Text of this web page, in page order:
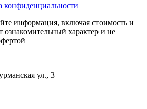
конфиденциальности
информация, включая стоимость и
ознакомительный характер и не
ул., 3